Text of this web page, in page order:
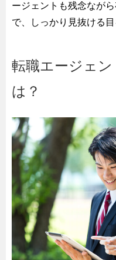
ージェントも残念なが
で、しっかり見抜ける
転職エージェ
は？